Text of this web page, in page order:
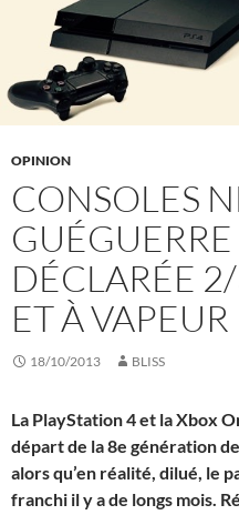
OPINION
CONSOLES
GUÉGUERRE
DÉCLARÉE
ET À VAPEUR
18/10/2013 BLISS
La PlayStation 4 et la Xbox
départ de la 8e génération
alors qu’en réalité, dilué, le
franchi il y a de longs mois.